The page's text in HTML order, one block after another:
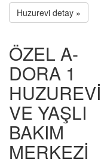
Huzurevi detay »
ÖZEL A-
DORA 1
HUZUREVİ
VE YAŞLI
BAKIM
MERKEZİ